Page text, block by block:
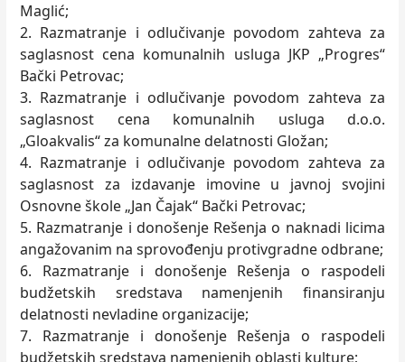
Maglić;
2. Razmatranje i odlučivanje povodom zahteva za
saglasnost cena komunalnih usluga JKP „Progres“
Bački Petrovac;
3. Razmatranje i odlučivanje povodom zahteva za
saglasnost cena komunalnih usluga d.o.o.
„Gloakvalis“ za komunalne delatnosti Gložan;
4. Razmatranje i odlučivanje povodom zahteva za
saglasnost za izdavanje imovine u javnoj svojini
Osnovne škole „Jan Čajak“ Bački Petrovac;
5. Razmatranje i donošenje Rešenja o naknadi licima
angažovanim na sprovođenju protivgradne odbrane;
6. Razmatranje i donošenje Rešenja o raspodeli
budžetskih sredstava namenjenih finansiranju
delatnosti nevladine organizacije;
7. Razmatranje i donošenje Rešenja o raspodeli
budžetskih sredstava namenjenih oblasti kulture;